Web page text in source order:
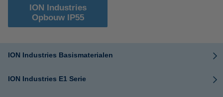
ION Industries
Opbouw IP55
ION Industries Basismaterialen
ION Industries E1 Serie